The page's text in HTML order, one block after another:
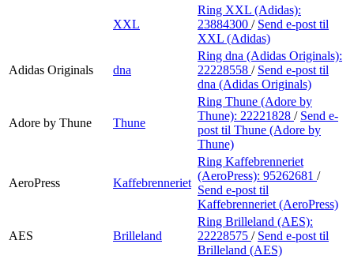
XXL
Ring XXL (Adidas):
23884300 / Send e-post til
XXL (Adidas)
Adidas Originals dna
Ring dna (Adidas Originals):
22228558 / Send e-post til
dna (Adidas Originals)
Adore by Thune Thune
Ring Thune (Adore by
Thune): 22221828 / Send e-
post til Thune (Adore by
Thune)
AeroPress Kaffebrenneriet
Ring Kaffebrenneriet
(AeroPress): 95262681 /
Send e-post til
Kaffebrenneriet (AeroPress)
AES Brilleland
Ring Brilleland (AES):
22228575 / Send e-post til
Brilleland (AES)